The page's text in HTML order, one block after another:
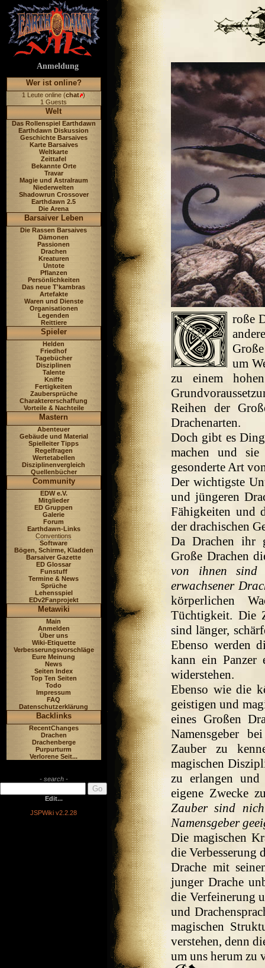
Anmeldung
Wer ist online?
1 Leute online (chat )
1 Guests
Welt
Das Rollenspiel Earthdawn
Earthdawn Diskussion
Geschichte Barsaives
Karte Barsaives
Weltkarte
Zeittafel
Bekannte Orte
Travar
Magie und Astralraum
Niederwelten
Shadowrun Crossover
Earthdawn 2.5
Die Arena
Barsaiver Leben
Die Rassen Barsaives
Dämonen
Passionen
Drachen
Kreaturen
Untote
Pflanzen
Persönlichkeiten
Das neue T'kambras
Artefakte
Waren und Dienste
Organisationen
Legenden
Reittiere
Spieler
Helden
Friedhof
Tagebücher
Disziplinen
Talente
Kniffe
Fertigkeiten
Zaubersprüche
Charaktererschaffung
Vorteile & Nachteile
Mastern
Abenteuer
Gebäude und Material
Spielleiter Tipps
Regelfragen
Wertetabellen
Disziplinenvergleich
Quellenbücher
Community
EDW e.V.
Mitglieder
ED Gruppen
Galerie
Forum
Earthdawn-Links
Conventions
Software
Bögen, Schirme, Kladden
Barsaiver Gazette
ED Glossar
Funstuff
Termine & News
Sprüche
Lehensspiel
EDv2Fanprojekt
Metawiki
Main
Anmelden
Über uns
Wiki-Etiquette
Verbesserungsvorschläge
Eure Meinung
News
Seiten Index
Top Ten Seiten
Todo
Impressum
FAQ
Datenschutzerklärung
Backlinks
RecentChanges
Drachen
Drachenberge
Purpurturm
Verlorene Seit...
- search -
Edit...
JSPWiki v2.2.28
roße
um
zu einem
Reihen der
Drachenarten.
Doch gibt es
machen und
gesonderte Art
Der wichtigste
und jüngeren
Fähigkeiten und
der drachischen
Da Drachen ihr
Große Drachen
von ihnen sind
erwachsener
körperlichen
Tüchtigkeit. Die
sind länger,
Ebenso werden
kann ein Panzer
widerstehen.
Ebenso wie die
geistigen und
eines Großen
Namensgeber
Zauber zu
magischen
zu erlangen und
eigene Zwecke
Zauber sind
Namensgeber
Die magischen
die Verbesserung
Drache mit
junger Drache
die Verfeinerung
und
magischen
verstehen, denn
um uns herum zu